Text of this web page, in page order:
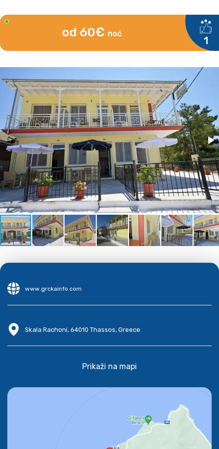
1
od 60€ noć
www.grckainfo.com
Skala Rachoni, 64010 Thassos, Greece
Prikaži na mapi